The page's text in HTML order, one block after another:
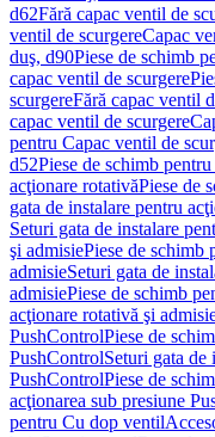
d62Fără capac ventil de
ventil de scurgereCapac
duş, d90Piese de schimb
capac ventil de scurgere
scurgereFără capac ventil
capac ventil de scurgere
pentru Capac ventil de
d52Piese de schimb
acţionare rotativăPiese de
gata de instalare pentru
Seturi gata de instalare
şi admisiePiese de schimb
admisieSeturi gata de
admisiePiese de schimb
acţionare rotativă şi
PushControlPiese de
PushControlSeturi gata de
PushControlPiese de
acţionarea sub presiune
pentru Cu dop ventil